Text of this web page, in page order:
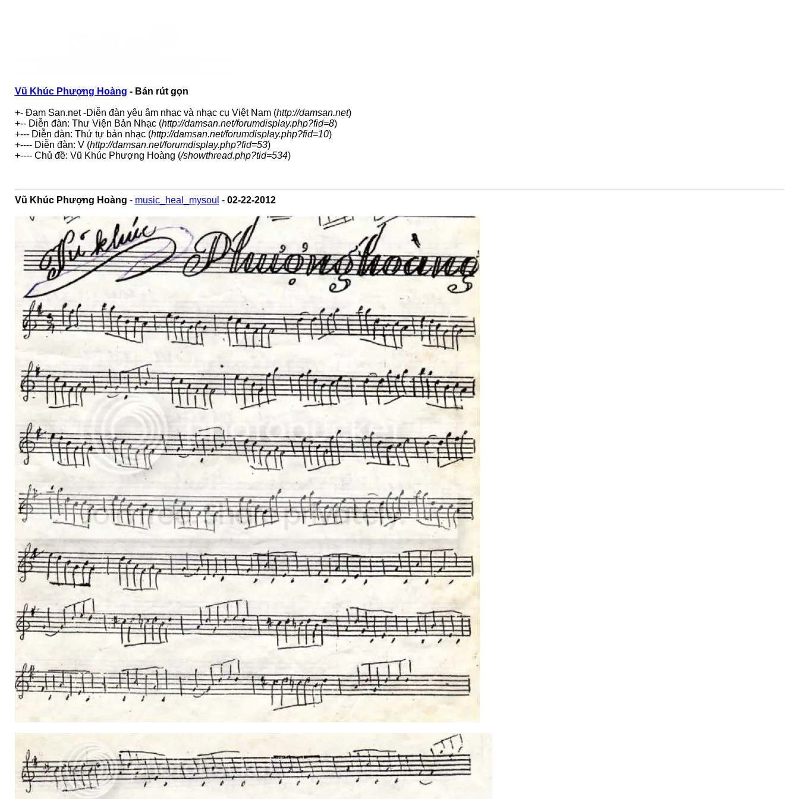
Vũ Khúc Phượng Hoàng - Bản rút gọn
+- Đam San.net -Diễn đàn yêu âm nhạc và nhạc cụ Việt Nam (http://damsan.net)
+-- Diễn đàn: Thư Viện Bản Nhạc (http://damsan.net/forumdisplay.php?fid=8)
+--- Diễn đàn: Thứ tự bản nhạc (http://damsan.net/forumdisplay.php?fid=10)
+---- Diễn đàn: V (http://damsan.net/forumdisplay.php?fid=53)
+---- Chủ đề: Vũ Khúc Phượng Hoàng (/showthread.php?tid=534)
Vũ Khúc Phượng Hoàng - music_heal_mysoul - 02-22-2012